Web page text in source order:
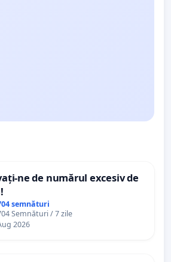
ne de numărul excesiv de
semnături
Semnături / 7 zile
2026